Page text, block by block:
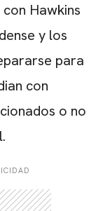
Hawkins
y los
para
con
o no